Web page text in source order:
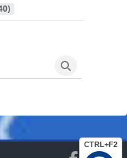
CTRL+F2
Search